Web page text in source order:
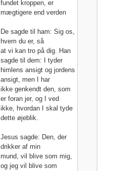
fundet kroppen, er
mægtigere end verden
De sagde til ham: Sig os,
hvem du er, så
at vi kan tro på dig. Han
sagde til dem: I tyder
himlens ansigt og jordens
ansigt, men I har
ikke genkendt den, som
er foran jer, og I ved
ikke, hvordan I skal tyde
dette øjeblik.
Jesus sagde: Den, der
drikker af min
mund, vil blive som mig,
og jeg vil blive som